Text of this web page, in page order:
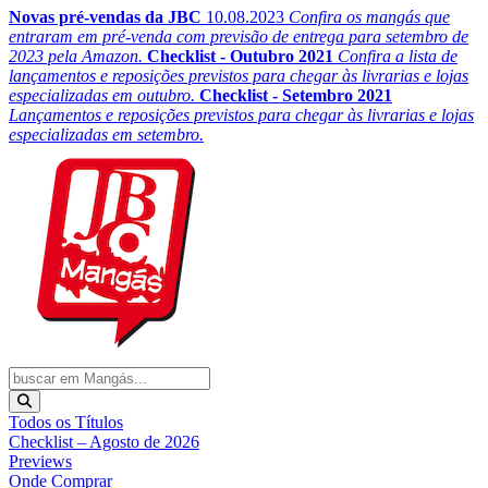
Novas pré-vendas da JBC 10.08.2023 Confira os mangás que
entraram em pré-venda com previsão de entrega para setembro de
2023 pela Amazon. Checklist - Outubro 2021 Confira a lista de
lançamentos e reposições previstos para chegar às livrarias e lojas
especializadas em outubro. Checklist - Setembro 2021
Lançamentos e reposições previstos para chegar às livrarias e lojas
especializadas em setembro.
Todos os Títulos
Checklist – Agosto de 2026
Previews
Onde Comprar